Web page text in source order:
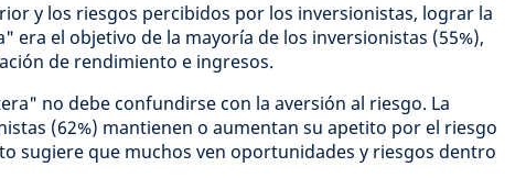
y los riesgos percibidos por los inversionistas, lograr la
era el objetivo de la mayoría de los inversionistas (55%),
de rendimiento e ingresos.
no debe confundirse con la aversión al riesgo. La
(62%) mantienen o aumentan su apetito por el riesgo
sugiere que muchos ven oportunidades y riesgos dentro